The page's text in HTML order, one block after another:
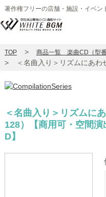
著作権フリーの店舗・施設・イベン
TOP 商品一覧 楽曲CD（型番
＜名曲入り＞リズムにあわ
＜名曲入り＞リズムに
128）
【商用可・空間
D】